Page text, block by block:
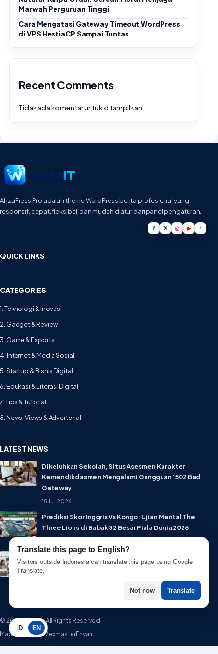
Marwah Perguruan Tinggi
Cara Mengatasi Gateway Timeout WordPress
di VPS HestiaCP Sampai Tuntas
Recent Comments
Tidak ada komentar untuk ditampilkan.
AhzaPress Pro adalah theme WordPress berita profesional yang
responsif, cepat, fleksibel, dan mudah diatur dari panel pengaturan.
f 𝕏 ◎ ▶ ♪
QUICK LINKS
CATEGORIES
1. Teknologi & Inovasi
2. Gadget & Review
3. Game & Esports
4. Internet & Media Sosial
5. Startup & Bisnis Digital
6. Edukasi & Literasi Digital
7. Tips & Tutorial
8. News, Views & Advertorial
LATEST NEWS
Dikeluhkan Sekolah, Situs Asesmen Karakter
Kemendikdasmen Mengalami Gangguan ‘502 Bad
Gateway’
15 Juli 2026
Prediksi Skor Inggris Vs Kongo: Ujian Mental The
Three Lions di Babak 32 Besar Piala Dunia 2026
© 2026 WartaIT. All Rights Reserved.
Made with ♥ by WebmasterFhyan
ID EN
Translate this page to English?
Visitors outside Indonesia can translate this page using Google
Translate.
Not now Translate